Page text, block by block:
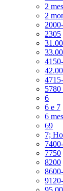
2
2
2305
5780
6
6 e 7
6
69
7;
7750
8200